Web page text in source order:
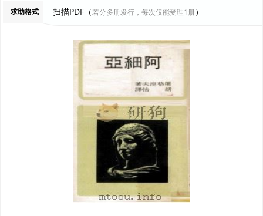
求助格式 扫描PDF（若分多册发行，每次仅能受理1册）